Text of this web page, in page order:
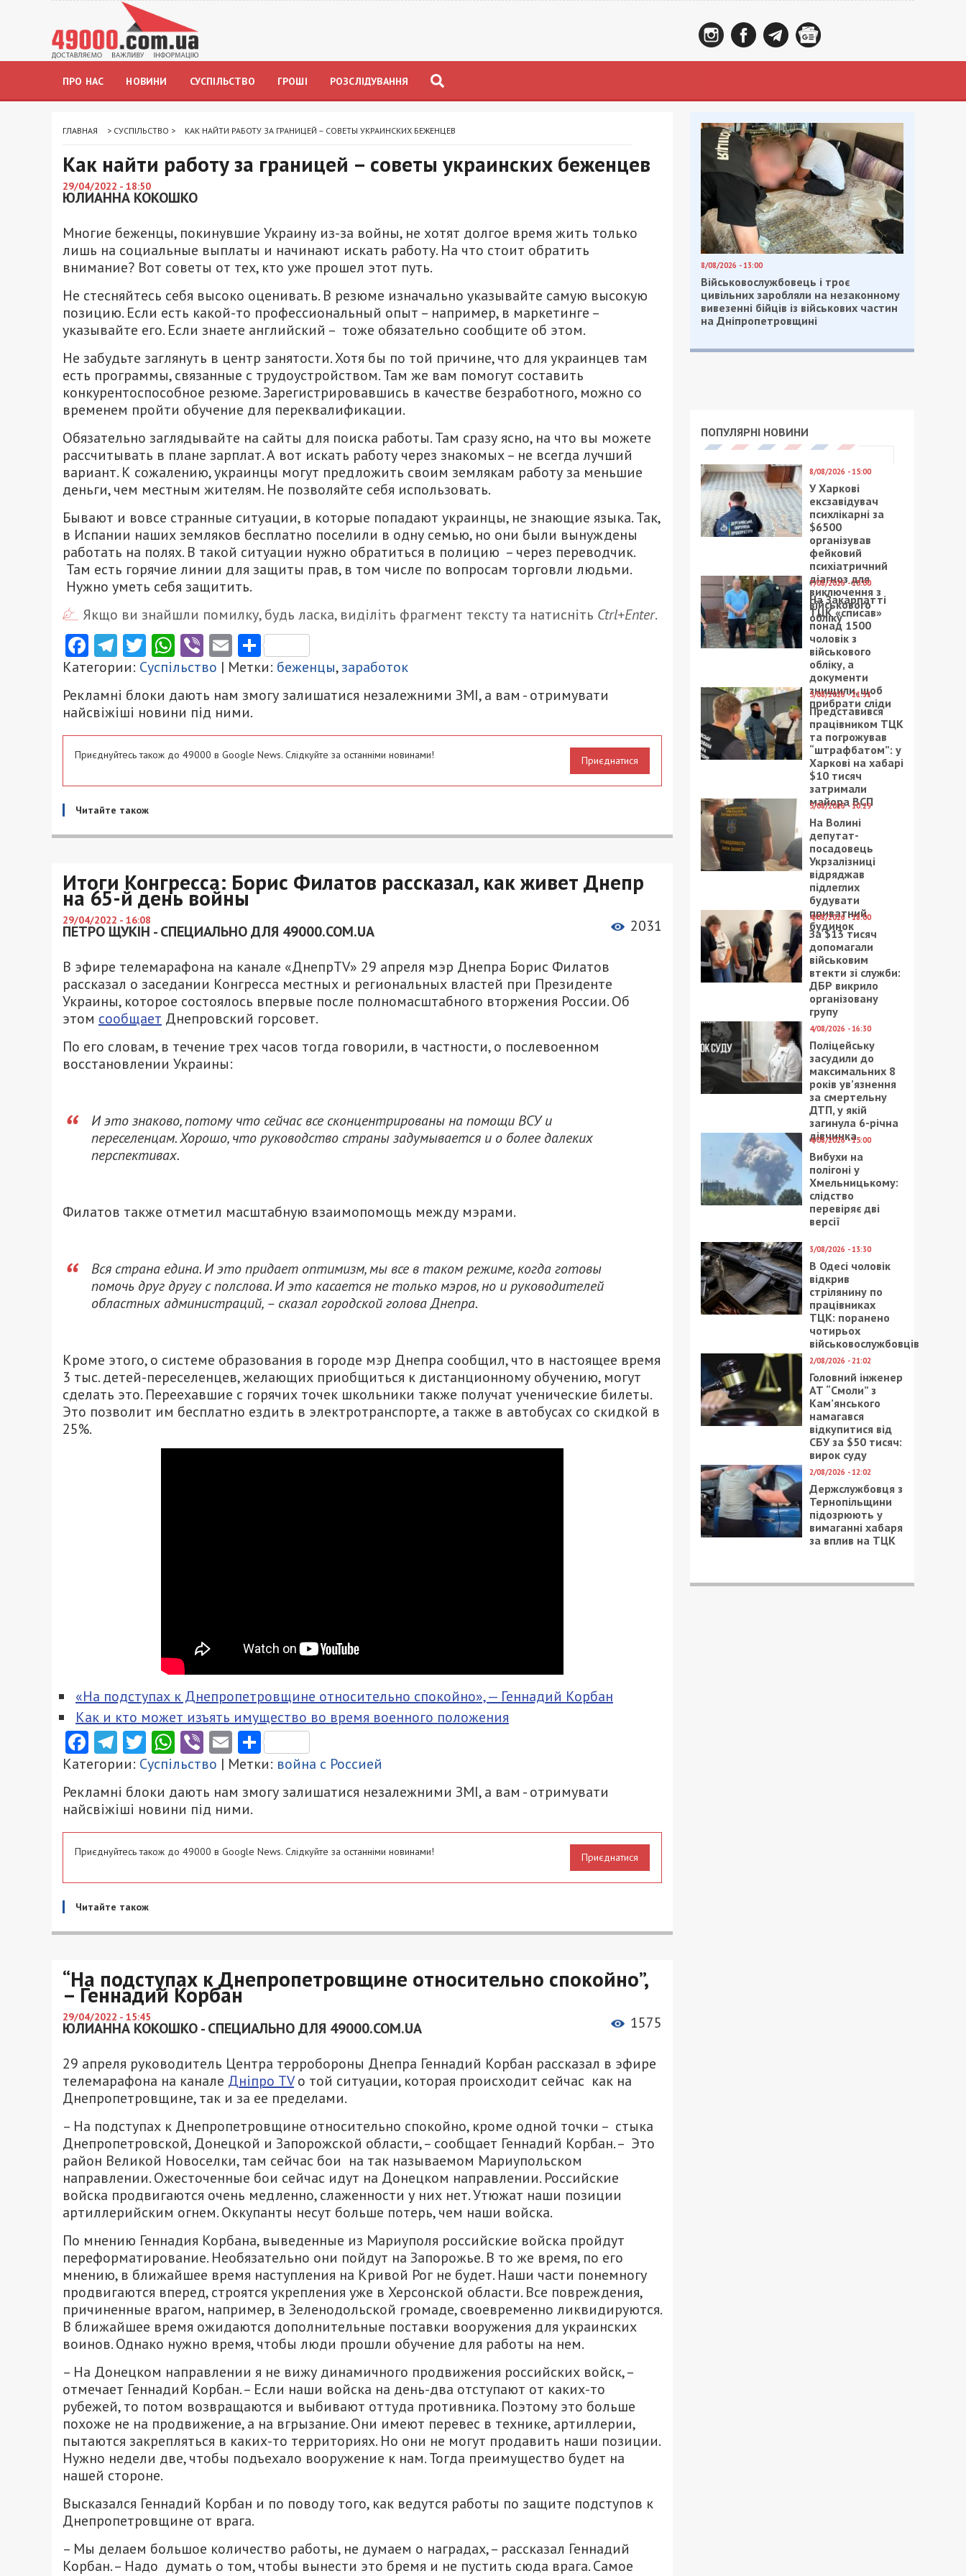
ПРО НАС НОВИНИ СУСПІЛЬСТВО ГРОШІ РОЗСЛІДУВАННЯ
ГЛАВНАЯ > СУСПІЛЬСТВО > КАК НАЙТИ РАБОТУ ЗА ГРАНИЦЕЙ – СОВЕТЫ УКРАИНСКИХ БЕЖЕНЦЕВ
Как найти работу за границей – советы украинских беженцев
29/04/2022 - 18:50
ЮЛИАННА КОКОШКО
Многие беженцы, покинувшие Украину из-за войны, не хотят долгое время жить только
лишь на социальные выплаты и начинают искать работу. На что стоит обратить
внимание? Вот советы от тех, кто уже прошел этот путь.
Не стесняйтесь себя высоко оценивать. В резюме изначально указывайте самую высокую
позицию. Если есть какой-то профессиональный опыт – например, в маркетинге –
указывайте его. Если знаете английский – тоже обязательно сообщите об этом.
Не забудьте заглянуть в центр занятости. Хотя бы по той причине, что для украинцев там
есть программы, связанные с трудоустройством. Там же вам помогут составить
конкурентоспособное резюме. Зарегистрировавшись в качестве безработного, можно со
временем пройти обучение для переквалификации.
Обязательно заглядывайте на сайты для поиска работы. Там сразу ясно, на что вы можете
рассчитывать в плане зарплат. А вот искать работу через знакомых – не всегда лучший
вариант. К сожалению, украинцы могут предложить своим землякам работу за меньшие
деньги, чем местным жителям. Не позволяйте себя использовать.
Бывают и вовсе странные ситуации, в которые попадают украинцы, не знающие языка. Так,
в Испании наших земляков бесплатно поселили в одну семью, но они были вынуждены
работать на полях. В такой ситуации нужно обратиться в полицию – через переводчик.
Там есть горячие линии для защиты прав, в том числе по вопросам торговли людьми.
Нужно уметь себя защитить.
Якщо ви знайшли помилку, будь ласка, виділіть фрагмент тексту та натисніть Ctrl+Enter.
Facebook
Telegram
Twitter
WhatsApp
ViberEmailПоділитися
Категории: Суспільство | Метки: беженцы,заработок
Рекламні блоки дають нам змогу залишатися незалежними ЗМІ, а вам - отримувати
найсвіжіші новини під ними.
Приєднуйтесь також до 49000 в Google News. Слідкуйте за останніми новинами! Приєднатися
Читайте також
Итоги Конгресса: Борис Филатов рассказал, как живет Днепр
на 65-й день войны
29/04/2022 - 16:08
ПЕТРО ЩУКІН - СПЕЦИАЛЬНО ДЛЯ 49000.COM.UA 2031
В эфире телемарафона на канале «ДнепрTV» 29 апреля мэр Днепра Борис Филатов
рассказал о заседании Конгресса местных и региональных властей при Президенте
Украины, которое состоялось впервые после полномасштабного вторжения России. Об
этом сообщает Днепровский горсовет.
По его словам, в течение трех часов тогда говорили, в частности, о послевоенном
восстановлении Украины:
И это знаково, потому что сейчас все сконцентрированы на помощи ВСУ и
переселенцам. Хорошо, что руководство страны задумывается и о более далеких
перспективах.
Филатов также отметил масштабную взаимопомощь между мэрами.
Вся страна едина. И это придает оптимизм, мы все в таком режиме, когда готовы
помочь друг другу с полслова. И это касается не только мэров, но и руководителей
областных администраций, – сказал городской голова Днепра.
Кроме этого, о системе образования в городе мэр Днепра сообщил, что в настоящее время
3 тыс. детей-переселенцев, желающих приобщиться к дистанционному обучению, могут
сделать это. Переехавшие с горячих точек школьники также получат ученические билеты.
Это позволит им бесплатно ездить в электротранспорте, а также в автобусах со скидкой в
​​25%.
«На подступах к Днепропетровщине относительно спокойно», — Геннадий Корбан
Как и кто может изъять имущество во время военного положения
Facebook
Telegram
Twitter
WhatsApp
ViberEmailПоділитися
Категории: Суспільство | Метки: война с Россией
Рекламні блоки дають нам змогу залишатися незалежними ЗМІ, а вам - отримувати
найсвіжіші новини під ними.
Приєднуйтесь також до 49000 в Google News. Слідкуйте за останніми новинами! Приєднатися
Читайте також
“На подступах к Днепропетровщине относительно спокойно”,
– Геннадий Корбан
29/04/2022 - 15:45
ЮЛИАННА КОКОШКО - СПЕЦИАЛЬНО ДЛЯ 49000.COM.UA 1575
29 апреля руководитель Центра терробороны Днепра Геннадий Корбан рассказал в эфире
телемарафона на канале Дніпро TVо той ситуации, которая происходит сейчас как на
Днепропетровщине, так и за ее пределами.
– На подступах к Днепропетровщине относительно спокойно, кроме одной точки – стыка
Днепропетровской, Донецкой и Запорожской области, – сообщает Геннадий Корбан. – Это
район Великой Новоселки, там сейчас бои на так называемом Мариупольском
направлении. Ожесточенные бои сейчас идут на Донецком направлении. Российские
войска продвигаются очень медленно, слаженности у них нет. Утюжат наши позиции
артиллерийским огнем. Оккупанты несут больше потерь, чем наши войска.
По мнению Геннадия Корбана, выведенные из Мариуполя российские войска пройдут
переформатирование. Необязательно они пойдут на Запорожье. В то же время, по его
мнению, в ближайшее время наступления на Кривой Рог не будет. Наши части понемногу
продвигаются вперед, строятся укрепления уже в Херсонской области. Все повреждения,
причиненные врагом, например, в Зеленодольской громаде, своевременно ликвидируются.
В ближайшее время ожидаются дополнительные поставки вооружения для украинских
воинов. Однако нужно время, чтобы люди прошли обучение для работы на нем.
– На Донецком направлении я не вижу динамичного продвижения российских войск, –
отмечает Геннадий Корбан. – Если наши войска на день-два отступают от каких-то
рубежей, то потом возвращаются и выбивают оттуда противника. Поэтому это больше
похоже не на продвижение, а на вгрызание. Они имеют перевес в технике, артиллерии,
пытаются закрепляться в каких-то территориях. Но они не могут продавить наши позиции.
Нужно недели две, чтобы подъехало вооружение к нам. Тогда преимущество будет на
нашей стороне.
Высказался Геннадий Корбан и по поводу того, как ведутся работы по защите подступов к
Днепропетровщине от врага.
– Мы делаем большое количество работы, не думаем о наградах, – рассказал Геннадий
Корбан. – Надо думать о том, чтобы вынести это бремя и не пустить сюда врага. Самое
8/08/2026 - 13:00
Військовослужбовець і троє
цивільних заробляли на незаконному
вивезенні бійців із військових частин
на Дніпропетровщині
ПОПУЛЯРНІ НОВИНИ
8/08/2026 - 15:00
У Харкові
ексзавідувач
психлікарні за
$6500
організував
фейковий
психіатричний
діагноз для
виключення з
військового
обліку
7/08/2026 - 15:00
На Закарпатті
ТЦК «списав»
понад 1500
чоловік з
військового
обліку, а
документи
знищили, щоб
прибрати сліди
5/08/2026 - 21:31
Представився
працівником ТЦК
та погрожував
“штрафбатом”: у
Харкові на хабарі
$10 тисяч
затримали
майора ВСП
5/08/2026 - 10:29
На Волині
депутат-
посадовець
Укрзалізниці
відряджав
підлеглих
будувати
приватний
будинок
4/08/2026 - 18:00
За $13 тисяч
допомагали
військовим
втекти зі служби:
ДБР викрило
організовану
групу
4/08/2026 - 16:30
Поліцейську
засудили до
максимальних 8
років ув’язнення
за смертельну
ДТП, у якій
загинула 6-річна
дівчинка
4/08/2026 - 15:00
Вибухи на
полігоні у
Хмельницькому:
слідство
перевіряє дві
версії
3/08/2026 - 13:30
В Одесі чоловік
відкрив
стрілянину по
працівниках
ТЦК: поранено
чотирьох
військовослужбовців
2/08/2026 - 21:02
Головний інженер
АТ “Смоли” з
Кам’янського
намагався
відкупитися від
СБУ за $50 тисяч:
вирок суду
2/08/2026 - 12:02
Держслужбовця з
Тернопільщини
підозрюють у
вимаганні хабаря
за вплив на ТЦК